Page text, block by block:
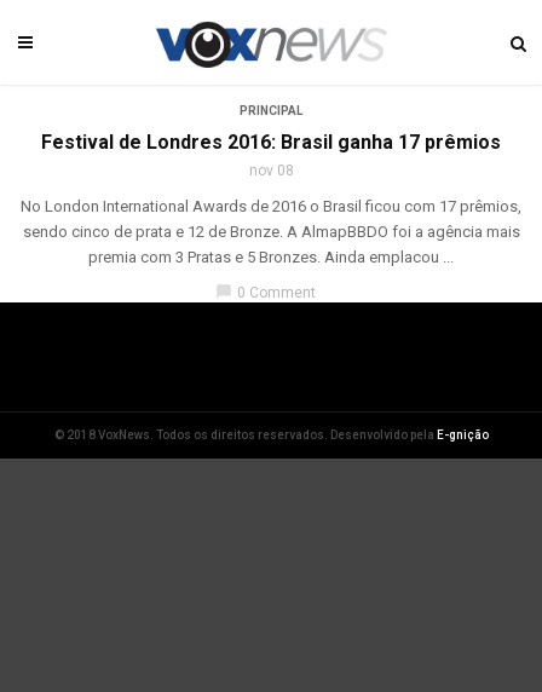
PRINCIPAL
Festival de Londres 2016: Brasil ganha 17 prêmios
nov 08
No London International Awards de 2016 o Brasil ficou com 17 prêmios,
sendo cinco de prata e 12 de Bronze. A AlmapBBDO foi a agência mais
premia com 3 Pratas e 5 Bronzes. Ainda emplacou ...
chat_bubble 0 Comment
© 2018 VoxNews. Todos os direitos reservados. Desenvolvido pela E-gnição